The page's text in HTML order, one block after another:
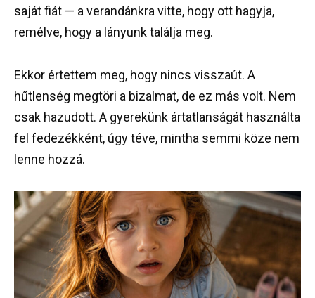
saját fiát — a verandánkra vitte, hogy ott hagyja,
remélve, hogy a lányunk találja meg.
Ekkor értettem meg, hogy nincs visszaút. A
hűtlenség megtöri a bizalmat, de ez más volt. Nem
csak hazudott. A gyerekünk ártatlanságát használta
fel fedezékként, úgy téve, mintha semmi köze nem
lenne hozzá.